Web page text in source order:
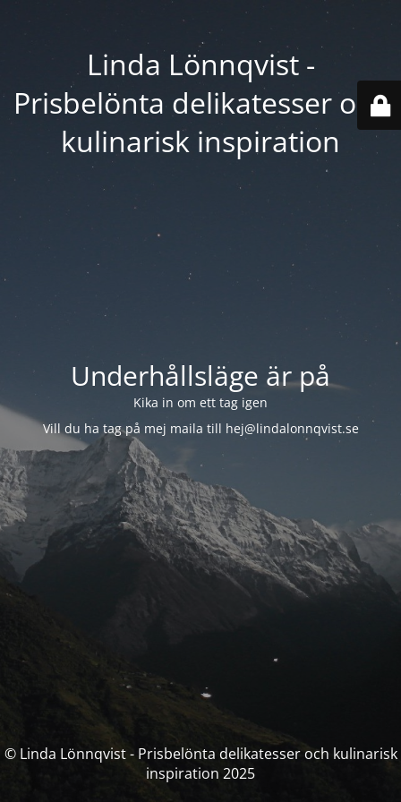
Linda Lönnqvist -
Prisbelönta delikatesser och
kulinarisk inspiration
Underhållsläge är på
Kika in om ett tag igen
Vill du ha tag på mej maila till hej@lindalonnqvist.se
© Linda Lönnqvist - Prisbelönta delikatesser och kulinarisk
inspiration 2025